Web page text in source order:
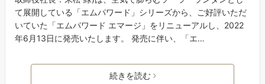
て展開している「エムパワード」シリーズから、ご好評いただ
いていた「エムパワード エマージ」をリニューアルし、2022
年6月13日に発売いたします。 発売に伴い、「エ…
続きを読む